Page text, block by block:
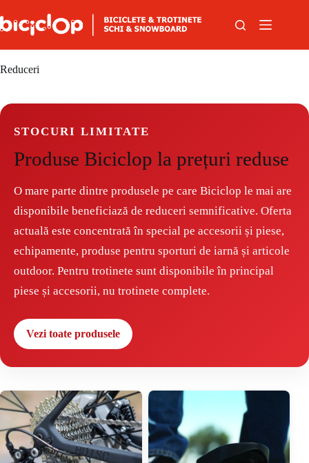
Reduceri
STOCURI LIMITATE
Produse Biciclop la prețuri reduse
O mare parte dintre produsele pe care Biciclop le mai are
disponibile beneficiază de reduceri semnificative. Oferta
actuală este concentrată în special pe accesorii și piese,
echipamente, produse pentru sporturi de iarnă și articole
outdoor. Pentru trotinete sunt disponibile în principal
piese și accesorii, nu trotinete complete.
Vezi toate produsele